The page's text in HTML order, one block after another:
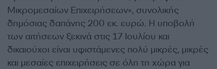
Μικρομεσαίων Επιχειρήσεων», συνολικής
δημόσιας δαπάνης 200 εκ. ευρώ. Η υποβολή
των αιτήσεων ξεκινά στις 17 Ιουλίου και
δικαιούχοι είναι υφιστάμενες πολύ μικρές, μικρές
και μεσαίες επιχειρήσεις σε όλη τη χώρα για